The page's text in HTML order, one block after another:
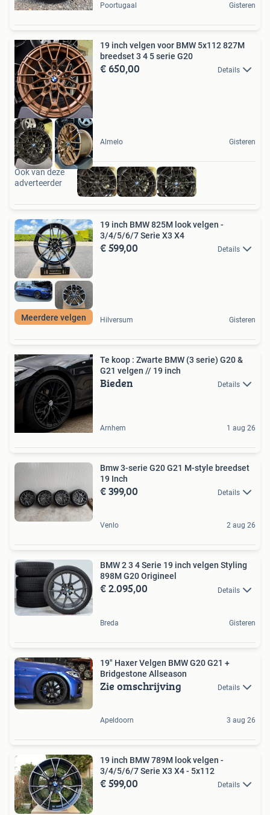
Poortugaal Gisteren
19 inch velgen voor BMW 5x112 827M
breedset 3 4 5 serie G20
€ 650,00 Details
Almelo Gisteren
Ook van deze
adverteerder
Meerdere velgen
19 inch BMW 825M look velgen -
3/4/5/6/7 Serie X3 X4
€ 599,00 Details
Hilversum Gisteren
Te koop : Zwarte BMW (3 serie) G20 &
G21 velgen // 19 inch
Bieden Details
Arnhem 1 aug 26
Bmw 3-serie G20 G21 M-style breedset
19 Inch
€ 399,00 Details
Venlo 2 aug 26
BMW 2 3 4 Serie 19 inch velgen Styling
898M G20 Origineel
€ 2.095,00 Details
Breda Gisteren
19" Haxer Velgen BMW G20 G21 +
Bridgestone Allseason
Zie omschrijving Details
Apeldoorn 3 aug 26
19 inch BMW 789M look velgen -
3/4/5/6/7 Serie X3 X4 - 5x112
€ 599,00 Details